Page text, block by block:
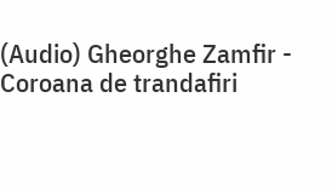
(Audio) Gheorghe Zamfir -
Coroana de trandafiri